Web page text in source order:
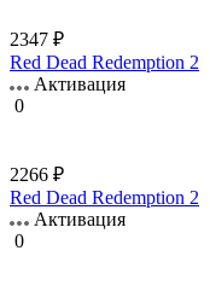
2347 ₽
Red Dead Redemption 2
Активация
0
2266 ₽
Red Dead Redemption 2
Активация
0